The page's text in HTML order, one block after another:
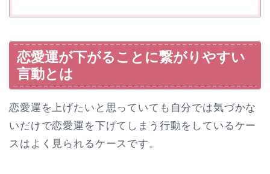
恋愛運が下がることに繋がりやすい
言動とは
恋愛運を上げたいと思っていても自分では気づかな
いだけで恋愛運を下げてしまう行動をしているケー
スはよく見られるケースです。